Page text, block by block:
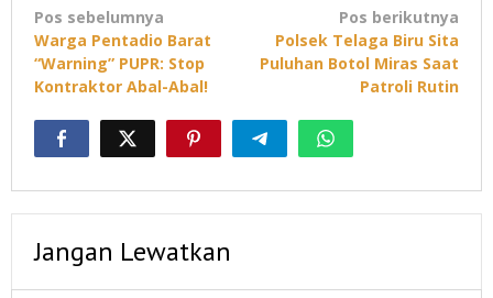
Navigasi
pos
Pos sebelumnya
Warga Pentadio Barat
“Warning” PUPR: Stop
Kontraktor Abal-Abal!
Pos berikutnya
Polsek Telaga Biru Sita
Puluhan Botol Miras Saat
Patroli Rutin
Jangan Lewatkan